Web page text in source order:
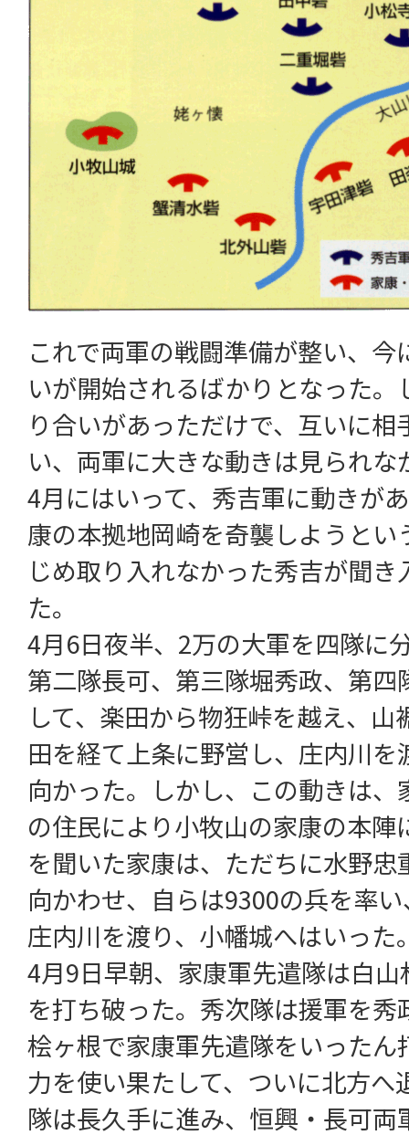
これで両軍の戦闘準備が整い、
いが開始されるばかりとなった
り合いがあっただけで、互いに
い、両軍に大きな動きは見られな
4月にはいって、秀吉軍に動きが
康の本拠地岡崎を奇襲しようと
じめ取り入れなかった秀吉が聞
た。
4月6日夜半、2万の大軍を四隊に
第二隊長可、第三隊堀秀政、第
して、楽田から物狂峠を越え、山
田を経て上条に野営し、庄内川
向かった。しかし、この動きは
の住民により小牧山の家康の本
を聞いた家康は、ただちに水野
向かわせ、自らは9300の兵を率
庄内川を渡り、小幡城へはいった
4月9日早朝、家康軍先遣隊は白
を打ち破った。秀次隊は援軍を
桧ヶ根で家康軍先遣隊をいった
力を使い果たして、ついに北方へ
隊は長久手に進み、恒興・長可